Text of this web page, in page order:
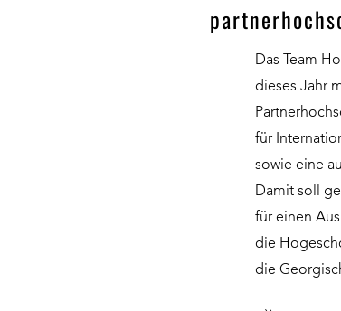
Das Team
dieses Jahr
für
sowie eine
Damit soll
für einen
die
die